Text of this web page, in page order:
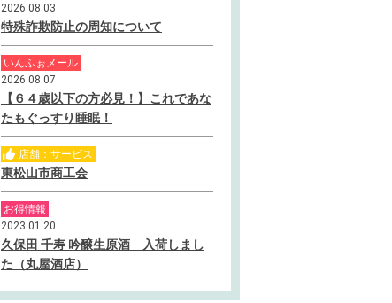
2026.08.03
特殊詐欺防止の周知について
いんふぉメール
2026.08.07
【６４歳以下の方必見！】これであな
たもぐっすり睡眠！
店舗：サービス
東松山市商工会
お得情報
2023.01.20
久保田 千寿 吟醸生原酒 入荷しまし
た（丸屋酒店）